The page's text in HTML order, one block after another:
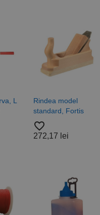
L
Rindea model
standard, Fortis
favorite_border
272,17 lei